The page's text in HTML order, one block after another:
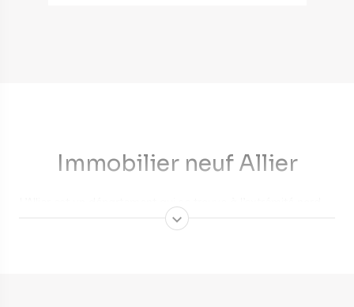
Immobilier neuf Allier
ouest de la région Auvergne-Rhône-Alpes. Il doit son nom à
la rivière qui le parcourt. Ce département du centre de la